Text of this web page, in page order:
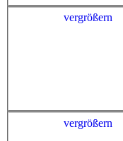
vergrößern
vergrößern